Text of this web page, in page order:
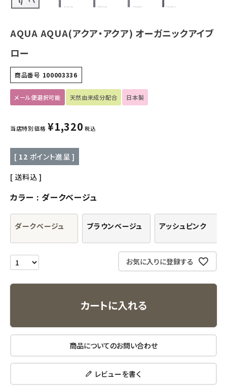
フェムケア
インナー・下着・ナイトウェア
キッズ・ベビー・マタニティ
キッチン用品
フード・ドリンク
ブランド
定期購入
オリジナルブランド
エコメイト
ナチュラプラス
アルマウィン
AQUA AQUA(アクア・アクア) オーガニックアイブ
ロー
商品番号 100003336
メール便選択可能 天然由来成分配合 日本製
当店特別価格 ¥1,320 税込
[ 12 ポイント進呈 ]
送料込
カラー ダークベージュ
ダークベージュ ブラウンベージュ アッシュピンク
お気に入りに登録する
カートに入れる
商品についてのお問い合わせ
レビューを書く